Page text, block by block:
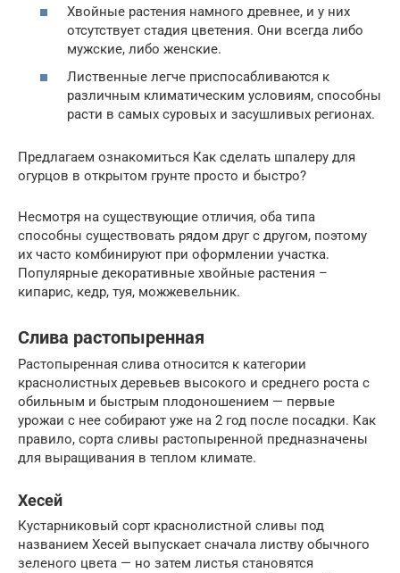
Хвойные растения намного древнее, и у них
отсутствует стадия цветения. Они всегда либо
мужские, либо женские.
Лиственные легче приспосабливаются к
различным климатическим условиям, способны
расти в самых суровых и засушливых регионах.
Предлагаем ознакомиться Как сделать шпалеру для
огурцов в открытом грунте просто и быстро?
Несмотря на существующие отличия, оба типа
способны существовать рядом друг с другом, поэтому
их часто комбинируют при оформлении участка.
Популярные декоративные хвойные растения –
кипарис, кедр, туя, можжевельник.
Слива растопыренная
Растопыренная слива относится к категории
краснолистных деревьев высокого и среднего роста с
обильным и быстрым плодоношением — первые
урожаи с нее собирают уже на 2 год после посадки. Как
правило, сорта сливы растопыренной предназначены
для выращивания в теплом климате.
Хесей
Кустарниковый сорт краснолистной сливы под
названием Хесей выпускает сначала листву обычного
зеленого цвета — но затем листья становятся